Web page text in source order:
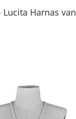
Harnas van